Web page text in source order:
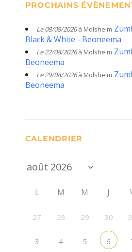
PROCHAINS
Le 08/08/2026à Molsheim
Black & White - Beoneema
Le 22/08/2026à Molsheim
Beoneema
Le 29/08/2026à Molsheim
Beoneema
CALENDRIER
L M M J
27 28 29 30
3 4 5 6